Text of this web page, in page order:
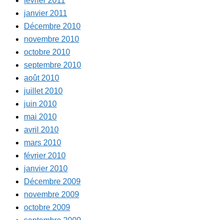
janvier 2011
Décembre 2010
novembre 2010
octobre 2010
septembre 2010
août 2010
juillet 2010
juin 2010
mai 2010
avril 2010
mars 2010
février 2010
janvier 2010
Décembre 2009
novembre 2009
octobre 2009